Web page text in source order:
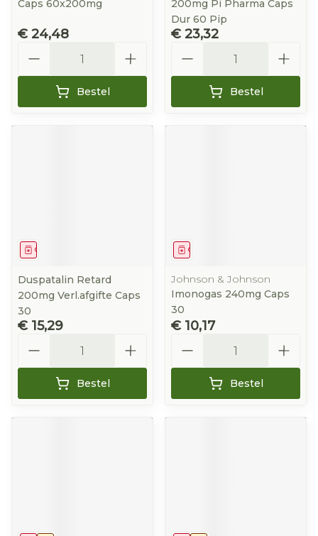
Caps 60x200mg
€ 24,48
Bestel
200mg Pi Pharma Caps
Dur 60 Pip
€ 23,32
Bestel
Geneesmiddel
Duspatalin Retard
200mg Verl.afgifte Caps
30
€ 15,29
Bestel
Geneesmiddel
Johnson & Johnson
Imonogas 240mg Caps
30
€ 10,17
Bestel